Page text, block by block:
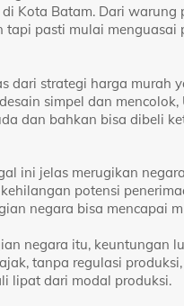
di Kota Batam. Dari
tapi pasti mulai
dari strategi harga murah
simpel dan
dan bahkan bisa dibeli
ini jelas merugikan
potensi
negara bisa mencapai
negara itu, keuntungan
tanpa regulasi
lipat dari modal produksi.